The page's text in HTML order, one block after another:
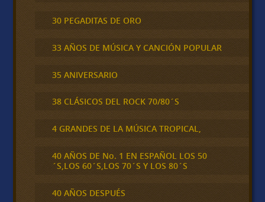
30 PEGADITAS DE ORO
33 AÑOS DE MÚSICA Y CANCIÓN POPULAR
35 ANIVERSARIO
38 CLÁSICOS DEL ROCK 70/80´S
4 GRANDES DE LA MÚSICA TROPICAL,
40 AÑOS DE No. 1 EN ESPAÑOL LOS 50
´S,LOS 60´S,LOS 70´S Y LOS 80´S
40 AÑOS DESPUÉS